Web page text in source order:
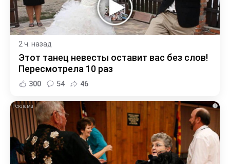
2 ч. назад
Этот танец невесты оставит вас без слов!
Пересмотрела 10 раз
300 54 46
i